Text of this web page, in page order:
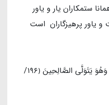
ستمکاران یار و یاور
یاور پرهیزگاران است
إِنَّ وَلِيِّيَ اللَّهُ الَّذِي نَزَّلَ الْكِتَابَ وَهُوَ يَتَوَلَّى الصَّالِحِينَ ﴿١٩٦/